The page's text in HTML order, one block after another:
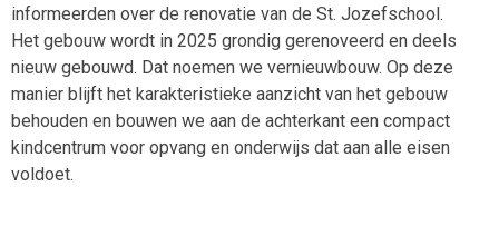
informeerden over de renovatie van de St. Jozefschool.
Het gebouw wordt in 2025 grondig gerenoveerd en deels
nieuw gebouwd. Dat noemen we vernieuwbouw. Op deze
manier blijft het karakteristieke aanzicht van het gebouw
behouden en bouwen we aan de achterkant een compact
kindcentrum voor opvang en onderwijs dat aan alle eisen
voldoet.